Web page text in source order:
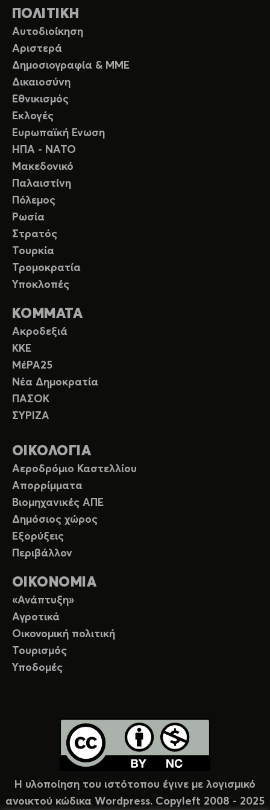
ΠΟΛΙΤΙΚΗ
Αυτοδιοίκηση
Αριστερά
Δημοσιογραφία & ΜΜΕ
Δικαιοσύνη
Εθνικισμός
Εκλογές
Ευρωπαϊκή Ενωση
ΗΠΑ - ΝΑΤΟ
Μακεδονικό
Παλαιστίνη
Πόλεμος
Ρωσία
Στρατός
Τουρκία
Τρομοκρατία
Υποκλοπές
ΚΟΜΜΑΤΑ
Ακροδεξιά
ΚΚΕ
ΜέΡΑ25
Νέα Δημοκρατία
ΠΑΣΟΚ
ΣΥΡΙΖΑ
ΟΙΚΟΛΟΓΙΑ
Αεροδρόμιο Καστελλίου
Απορρίμματα
Βιομηχανικές ΑΠΕ
Δημόσιος χώρος
Εξορύξεις
Περιβάλλον
ΟΙΚΟΝΟΜΙΑ
«Ανάπτυξη»
Αγροτικά
Οικονομική πολιτική
Τουρισμός
Υποδομές
Η υλοποίηση του ιστότοπου έγινε με λογισμικό
ανοικτού κώδικα Wordpress. Copyleft 2008 - 2025